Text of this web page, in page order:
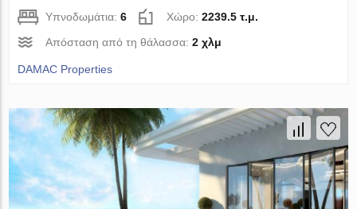
Υπνοδωμάτια:6 Χώρο:2239.5 τ.μ.
Απόσταση από τη θάλασσα:2 χλμ
DAMAC Properties